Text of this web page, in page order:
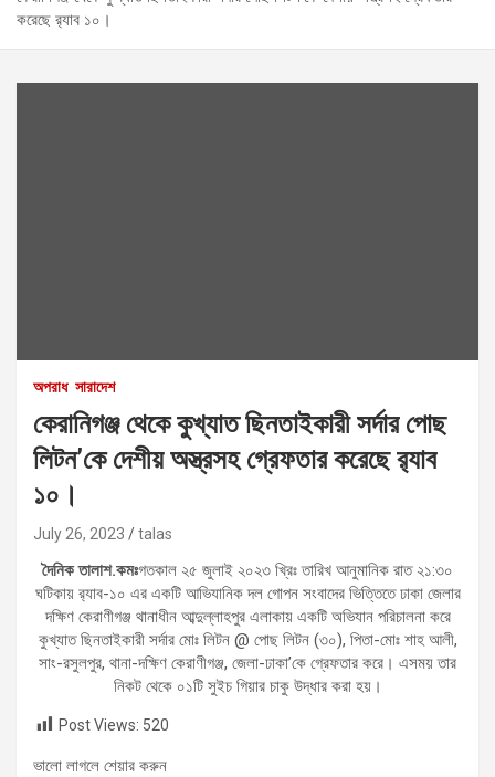
করেছে র‌্যাব ১০।
অপরাধ সারাদেশ
কেরানিগঞ্জ থেকে কুখ্যাত ছিনতাইকারী সর্দার পোছ
লিটন’কে দেশীয় অস্ত্রসহ গ্রেফতার করেছে র‌্যাব
১০।
July 26, 2023 talas
দৈনিক তালাশ.কমঃগতকাল ২৫ জুলাই ২০২৩ খ্রিঃ তারিখ আনুমানিক রাত ২১:৩০
ঘটিকায় র‌্যাব-১০ এর একটি আভিযানিক দল গোপন সংবাদের ভিত্তিতে ঢাকা জেলার
দক্ষিণ কেরাণীগঞ্জ থানাধীন আব্দুল্লাহপুর এলাকায় একটি অভিযান পরিচালনা করে
কুখ্যাত ছিনতাইকারী সর্দার মোঃ লিটন @ পোছ লিটন (৩০), পিতা-মোঃ শাহ আলী,
সাং-রসুলপুর, থানা-দক্ষিণ কেরাণীগঞ্জ, জেলা-ঢাকা’কে গ্রেফতার করে। এসময় তার
নিকট থেকে ০১টি সুইচ গিয়ার চাকু উদ্ধার করা হয়।
Post Views: 520
ভালো লাগলে শেয়ার করুন